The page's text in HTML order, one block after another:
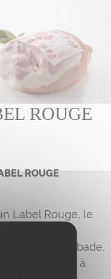
ROUGE
ROUGE
Label Rouge, le
Chambade,
suivi rigoureux à